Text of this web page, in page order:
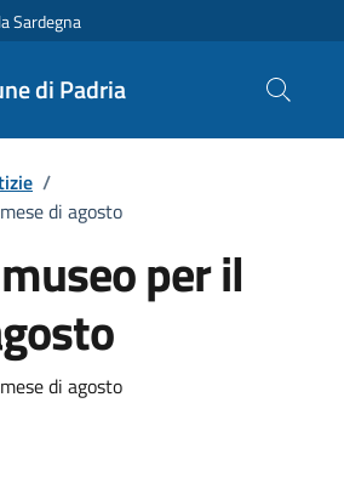
Sardegna
di Padria
/
di agosto
per il
notizia
di agosto